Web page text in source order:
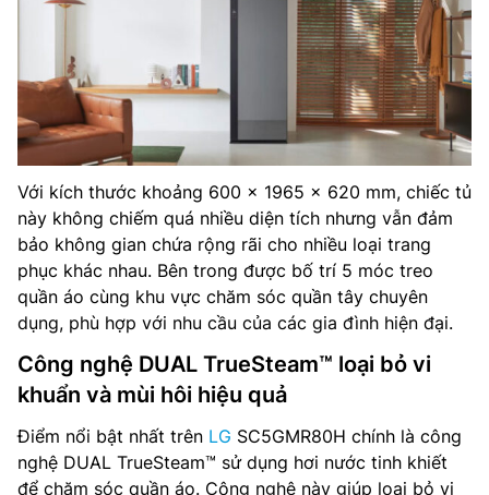
Với kích thước khoảng 600 x 1965 x 620 mm, chiếc tủ
này không chiếm quá nhiều diện tích nhưng vẫn đảm
bảo không gian chứa rộng rãi cho nhiều loại trang
phục khác nhau. Bên trong được bố trí 5 móc treo
quần áo cùng khu vực chăm sóc quần tây chuyên
dụng, phù hợp với nhu cầu của các gia đình hiện đại.
Công nghệ DUAL TrueSteam™ loại bỏ vi
khuẩn và mùi hôi hiệu quả
Điểm nổi bật nhất trên LG SC5GMR80H chính là công
nghệ DUAL TrueSteam™ sử dụng hơi nước tinh khiết
để chăm sóc quần áo. Công nghệ này giúp loại bỏ vi